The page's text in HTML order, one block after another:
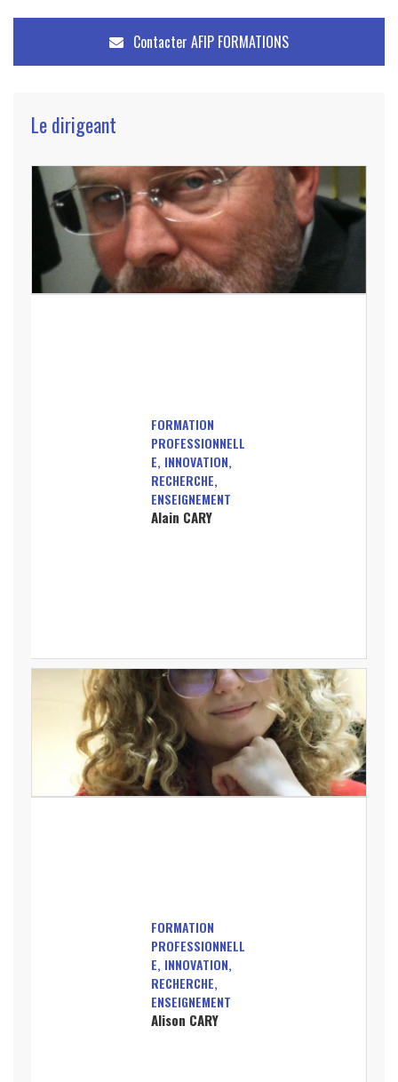
Contacter AFIP FORMATIONS
Le dirigeant
FORMATION
PROFESSIONNELL
E, INNOVATION,
RECHERCHE,
ENSEIGNEMENT
Alain CARY
FORMATION
PROFESSIONNELL
E, INNOVATION,
RECHERCHE,
ENSEIGNEMENT
Alison CARY